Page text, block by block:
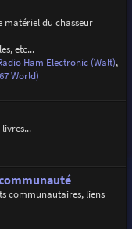
matériel du chasseur
etc...
Ham Electronic (Walt),
World)
communautaires, liens